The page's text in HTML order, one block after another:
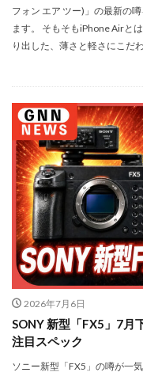
フォン エア ツー)」の最新の
ます。 そもそもiPhone Airと
り出した、薄さと軽さにこだ
2026年7月6日
SONY 新型「FX5」7月
注目スペック
ソニー新型「FX5」の噂が一
iRing
KDDI
Leica
Leica M
M2Pro MacBook Pro
M4 iPad Air スペック
M4 iPad Air 発売日
M4 MacBook Pro
M5 MacBook Pro
M5pro MacBook Pro
M5Ultra
M6
MacBook 2026
MacBook Pro
MacBook Pro 2026
macOS Tahoe 26.4